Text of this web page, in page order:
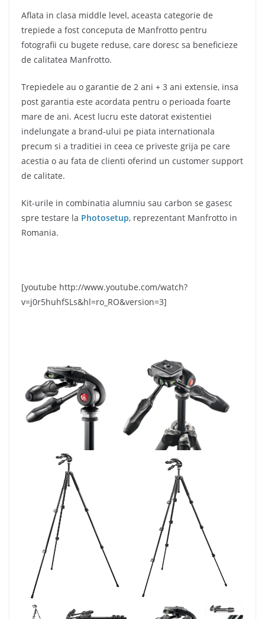
Aflata in clasa middle level, aceasta categorie de
trepiede a fost conceputa de Manfrotto pentru
fotografii cu bugete reduse, care doresc sa beneficieze
de calitatea Manfrotto.
Trepiedele au o garantie de 2 ani + 3 ani extensie, insa
post garantia este acordata pentru o perioada foarte
mare de ani. Acest lucru este datorat existentiei
indelungate a brand-ului pe piata internationala
precum si a traditiei in ceea ce priveste grija pe care
acestia o au fata de clienti oferind un customer support
de calitate.
Kit-urile in combinatia alumniu sau carbon se gasesc
spre testare la Photosetup, reprezentant Manfrotto in
Romania.
[youtube http://www.youtube.com/watch?
v=j0r5huhfSLs&hl=ro_RO&version=3]